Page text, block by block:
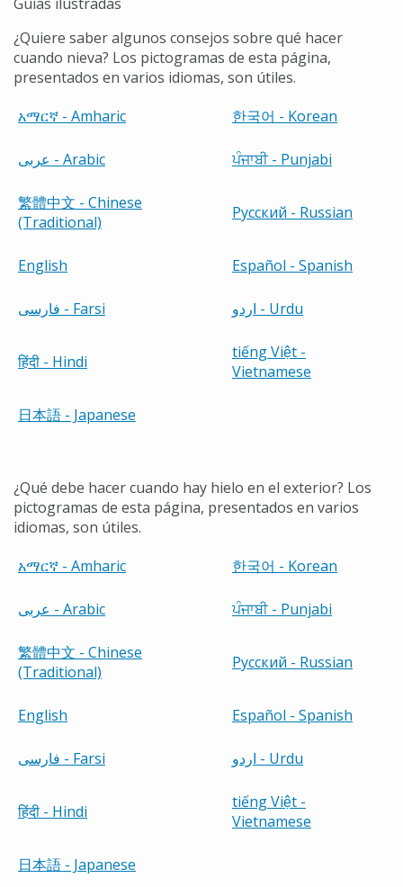
¿Quiere saber algunos consejos sobre qué hacer
cuando nieva? Los pictogramas de esta página,
presentados en varios idiomas, son útiles.
አማርኛ - Amharic 한국어 - Korean
عربى - Arabic ਪੰਜਾਬੀ- Punjabi
繁體中文 - Chinese
(Traditional)
Русский - Russian
English Español - Spanish
فارسی - Farsi اردو - Urdu
हिंदी - Hindi
tiếng Việt -
Vietnamese
日本語 - Japanese
¿Qué debe hacer cuando hay hielo en el exterior? Los
pictogramas de esta página, presentados en varios
idiomas, son útiles.
አማርኛ - Amharic 한국어 - Korean
عربى - Arabic ਪੰਜਾਬੀ- Punjabi
繁體中文 - Chinese
(Traditional)
Русский - Russian
English Español - Spanish
فارسی - Farsi اردو - Urdu
हिंदी - Hindi
tiếng Việt -
Vietnamese
日本語 - Japanese